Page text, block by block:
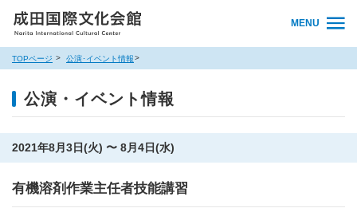
MENU
TOPページ 公演･イベント情報
公演・イベント情報
2021年8月3日(火) 〜 8月4日(水)
有機溶剤作業主任者技能講習